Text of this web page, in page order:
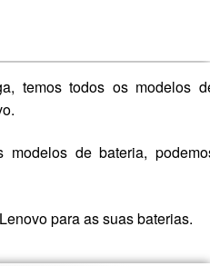
temos todos os modelos
de bateria,
para as suas baterias.